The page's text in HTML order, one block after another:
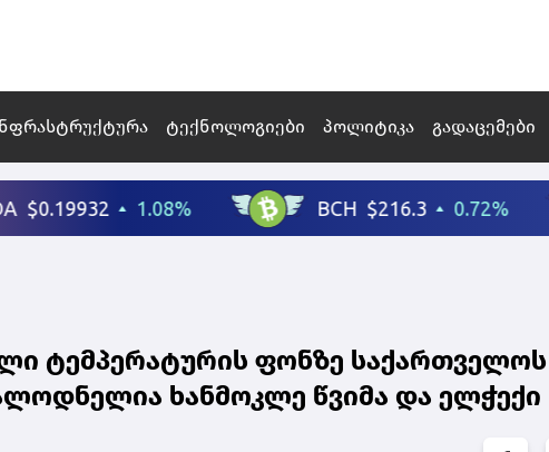
ტექნოლოგიები პოლიტიკა გადაცემები
ტემპერატურის ფონზე საქართველოს
ხანმოკლე წვიმა და ელჭექი